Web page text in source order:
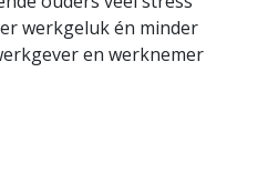
werkgeluk én minder
en werknemer